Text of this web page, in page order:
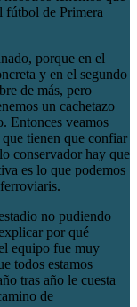
fútbol de Primera
porque en el
y en el segundo
de más, pero
un cachetazo
Entonces veamos
tienen que confiar
conservador hay que
es lo que podemos
no pudiendo
por qué
equipo fue muy
todos estamos
tras año le cuesta
de